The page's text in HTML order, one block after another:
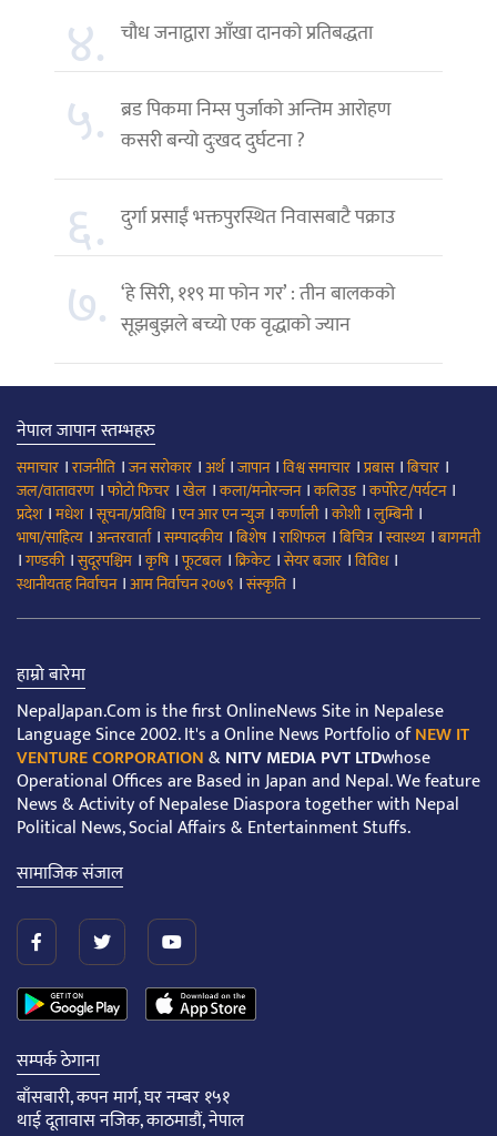
४. चौध जनाद्वारा आँखा दानको प्रतिबद्धता
५. ब्रड पिकमा निम्स पुर्जाको अन्तिम आरोहण
कसरी बन्यो दुःखद दुर्घटना ?
६. दुर्गा प्रसाईं भक्तपुरस्थित निवासबाटै पक्राउ
७. ‘हे सिरी, ११९ मा फोन गर’ : तीन बालकको
सूझबुझले बच्यो एक वृद्धाको ज्यान
नेपाल जापान स्तम्भहरु
समाचार ।राजनीति ।जन सरोकार ।अर्थ।जापान।विश्व समाचार ।प्रबास।बिचार ।
जल/वातावरण ।फोटो फिचर ।खेल ।कला/मनोरन्जन।कलिउड।कर्पोरेट/पर्यटन।
प्रदेश।मधेश।सूचना/प्रविधि।एन आर एन न्युज।कर्णाली।कोशी।लुम्बिनी।
भाषा/साहित्य ।अन्तरवार्ता।सम्पादकीय ।बिशेष।राशिफल ।बिचित्र।स्वास्थ्य ।बागमती
।गण्डकी।सुदूरपश्चिम ।कृषि।फूटबल ।क्रिकेट।सेयर बजार ।विविध।
स्थानीयतह निर्वाचन।आम निर्वाचन २०७९ ।संस्कृति ।
हाम्रो बारेमा
NepalJapan.Com is the first OnlineNews Site in Nepalese
Language Since 2002. It's a Online News Portfolio ofNEW IT
VENTURE CORPORATION&NITV MEDIA PVT LTDwhose
Operational Offices are Based in Japan and Nepal. We feature
News & Activity of Nepalese Diaspora together with Nepal
Political News, Social Affairs & Entertainment Stuffs.
सामाजिक संजाल
सम्पर्क ठेगाना
बाँसबारी, कपन मार्ग, घर नम्बर १५१
थाई दूतावास नजिक, काठमाडौं, नेपाल